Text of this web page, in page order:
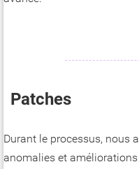
Patches
Durant le processus, nous
anomalies et